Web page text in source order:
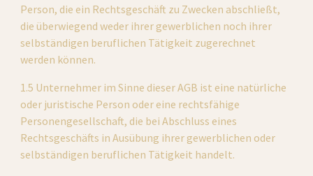
Person, die ein Rechtsgeschäft zu Zwecken abschließt,
die überwiegend weder ihrer gewerblichen noch ihrer
selbständigen beruflichen Tätigkeit zugerechnet
werden können.
1.5 Unternehmer im Sinne dieser AGB ist eine natürliche
oder juristische Person oder eine rechtsfähige
Personengesellschaft, die bei Abschluss eines
Rechtsgeschäfts in Ausübung ihrer gewerblichen oder
selbständigen beruflichen Tätigkeit handelt.